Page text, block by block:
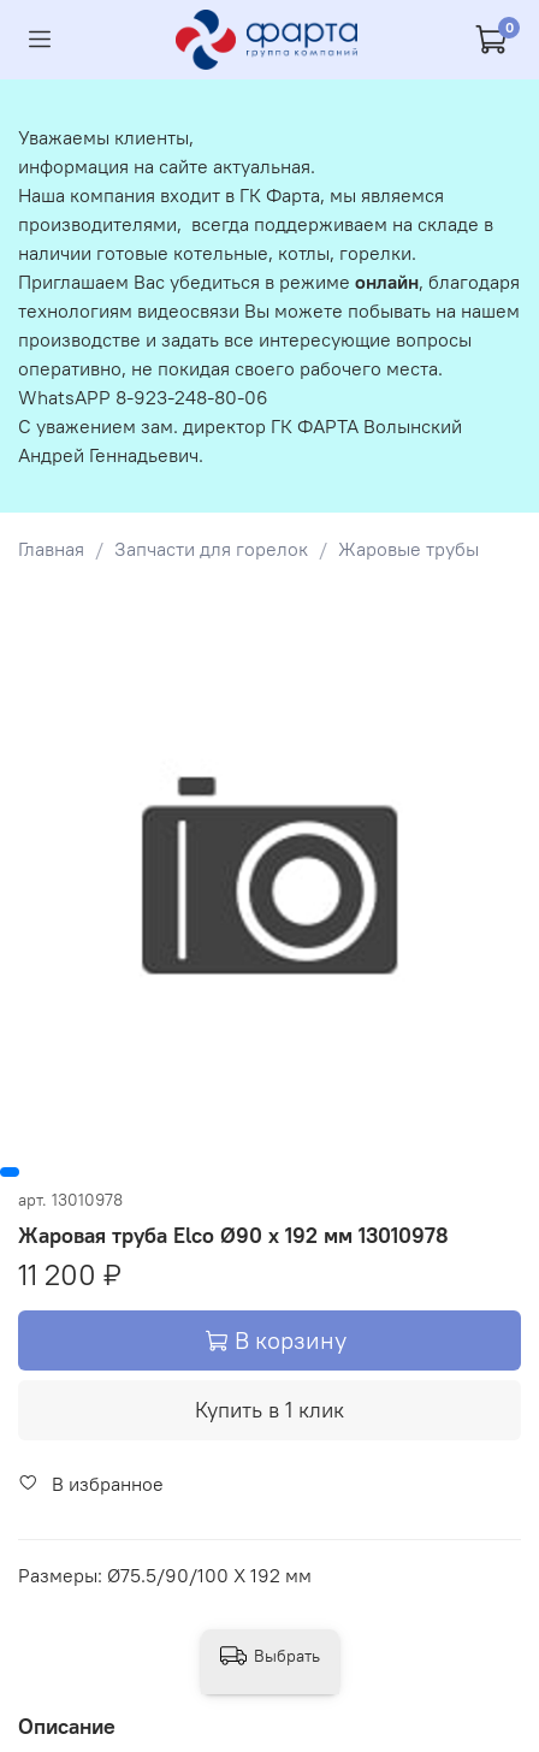
0
Главная Запчасти для горелок Жаровые трубы
арт. 13010978
Жаровая труба Elco Ø90 x 192 мм 13010978
11 200 ₽
В корзину
Купить в 1 клик
В избранное
Размеры: Ø75.5/90/100 X 192 мм
Описание
Выбрать
Уважаемы клиенты,
информация на сайте актуальная.
Наша компания входит в ГК Фарта, мы являемся
производителями, всегда поддерживаем на складе в
наличии готовые котельные, котлы, горелки.
Приглашаем Вас убедиться в режиме онлайн, благодаря
технологиям видеосвязи Вы можете побывать на нашем
производстве и задать все интересующие вопросы
оперативно, не покидая своего рабочего места.
WhatsAPP 8-923-248-80-06
С уважением зам. директор ГК ФАРТА Волынский
Андрей Геннадьевич.